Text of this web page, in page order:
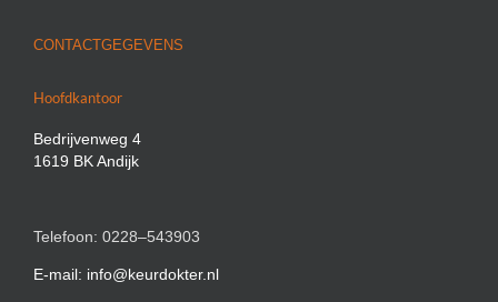
CONTACTGEGEVENS
Hoofdkantoor
Bedrijvenweg 4
1619 BK Andijk
Telefoon: 0228–543903
E-mail: info@keurdokter.nl